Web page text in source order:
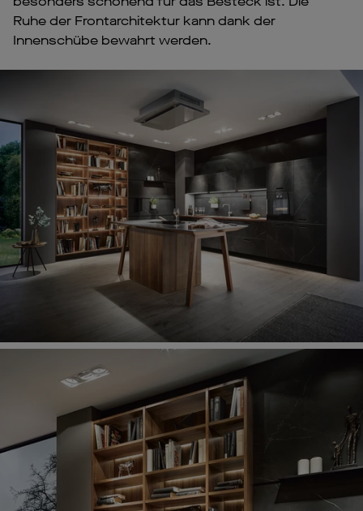
Ruhe der Frontarchitektur kann dank der
Innenschübe bewahrt werden.